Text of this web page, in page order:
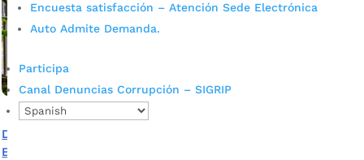
Encuesta satisfacción – Atención Sede Electrónica
Auto Admite Demanda.
Participa
Canal Denuncias Corrupción – SIGRIP
Después de 20 años, se repotenció la cancha del barrio
Bosque Norte